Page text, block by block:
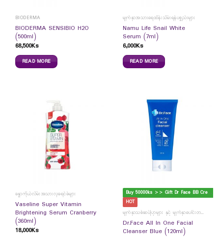
BIODERMA
BIODERMA SENSIBIO H2O
(500ml)
68,500Ks
READ MORE
မျက်နှာအသားရေထိန်းသိမ်းရန်ပစ္စည်းများ
Namu Life Snail White
Serum (7ml)
6,000Ks
READ MORE
ခန္ဓာကိုယ်လိမ်းအသားလှခရင်ခ်များ
Vaseline Super Vitamin
Brightening Serum Cranberry
(360ml)
18,000Ks
B
uy 50000ks >> Gift Dr Face BB Cream
HOT
မျက်နှာသစ်ဆပ်ပြာများ နှင့် မျက်နှာပေါင်းတင်ကပ်ခွာများ
Dr.Face All In One Facial
Cleanser Blue (120ml)